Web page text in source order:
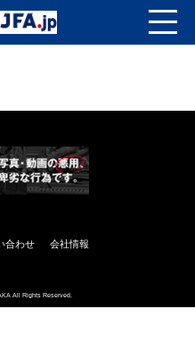
合わせ 会社情報
All Rights Reserved.